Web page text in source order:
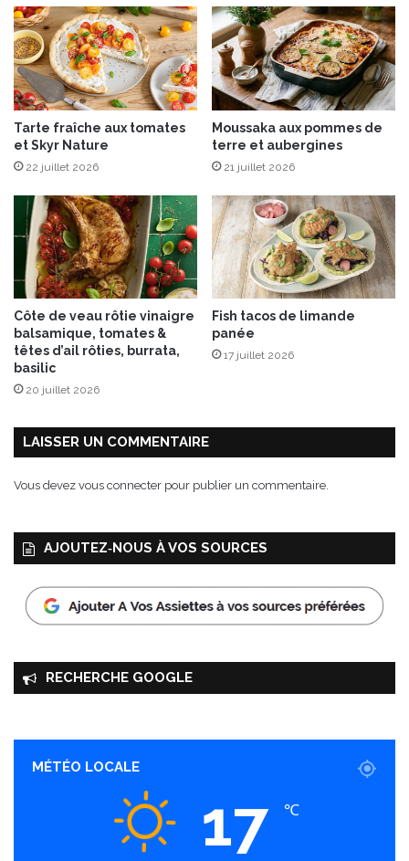
u
m
é
J
o
s
e
p
h
C
a
r
0
1
7
e
s
i
!
Tarte fraîche aux tomates
et Skyr Nature
22 juillet 2026
Moussaka aux pommes de
terre et aubergines
21 juillet 2026
Côte de veau rôtie vinaigre
balsamique, tomates &
têtes d’ail rôties, burrata,
basilic
20 juillet 2026
Fish tacos de limande
panée
17 juillet 2026
LAISSER UN COMMENTAIRE
Vous devez vous connecter pour publier un commentaire.
AJOUTEZ‑NOUS À VOS SOURCES
RECHERCHE GOOGLE
MÉTÉO LOCALE
17 ℃